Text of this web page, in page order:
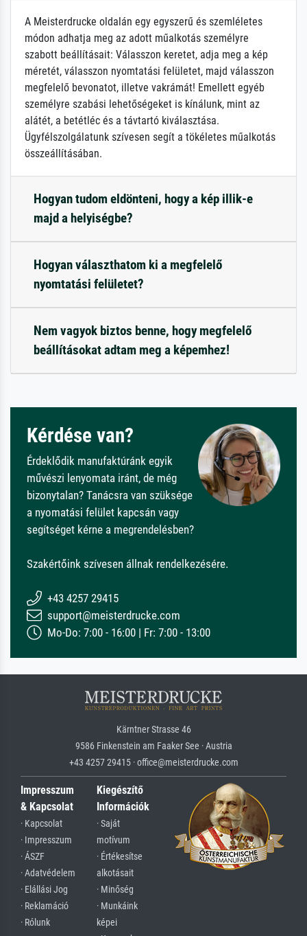
A Meisterdrucke oldalán egy egyszerű és szemléletes
módon adhatja meg az adott műalkotás személyre
szabott beállításait: Válasszon keretet, adja meg a kép
méretét, válasszon nyomtatási felületet, majd válasszon
megfelelő bevonatot, illetve vakrámát! Emellett egyéb
személyre szabási lehetőségeket is kínálunk, mint az
alátét, a betétléc és a távtartó kiválasztása.
Ügyfélszolgálatunk szívesen segít a tökéletes műalkotás
összeállításában.
Hogyan tudom eldönteni, hogy a kép illik-e
majd a helyiségbe?
Hogyan választhatom ki a megfelelő
nyomtatási felületet?
Nem vagyok biztos benne, hogy megfelelő
beállításokat adtam meg a képemhez!
Kérdése van?
Érdeklődik manufaktúránk egyik
művészi lenyomata iránt, de még
bizonytalan? Tanácsra van szüksége
a nyomatási felület kapcsán vagy
segítséget kérne a megrendelésben?
Szakértőink szívesen állnak rendelkezésére.
+43 4257 29415
support@meisterdrucke.com
Mo-Do: 7:00 - 16:00 | Fr: 7:00 - 13:00
Kärntner Strasse 46
9586 Finkenstein am Faaker See · Austria
+43 4257 29415 · office@meisterdrucke.com
Impresszum
& Kapcsolat
· Kapcsolat
· Impresszum
· ÁSZF
· Adatvédelem
· Elállási Jog
· Reklamáció
· Rólunk
Kiegészítő
Információk
· Saját
motívum
· Értékesítse
alkotásait
· Minőség
· Munkáink
képei